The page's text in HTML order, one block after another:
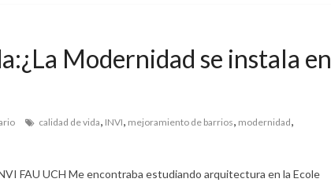
Modernidad se instala en
calidad de vida, INVI, mejoramiento de barrios, modernidad,
FAU UCH Me encontraba estudiando arquitectura en la Ecole
Habitar la memoria